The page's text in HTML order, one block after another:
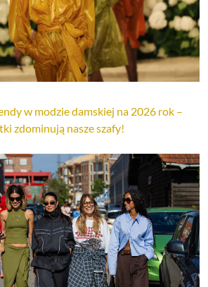
w modzie damskiej na 2026 rok –
zdominują nasze szafy!